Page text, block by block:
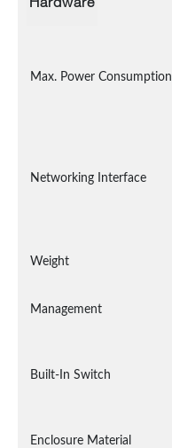
Max. Power Consumption
Networking Interface
Weight
Management
Built-In Switch
Enclosure Material